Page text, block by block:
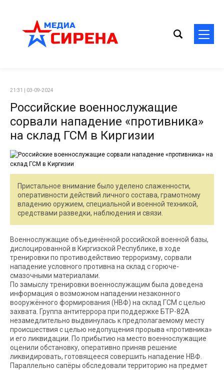
21:31 | 03-09-2024
Российские военнослужащие
сорвали нападение «противника»
на склад ГСМ в Киргизии
Пристальное внимание было уделено слаженности,
оперативности действий личного состава, грамотному
владению оружием, специальной и военной техникой,
средствами разведки, наблюдения и связи.
Военнослужащие объединённой российской военной базы,
дислоцированной в Киргизской Республике, в ходе
тренировки по противодействию терроризму, сорвали
нападение условного противна на склад с горюче-
смазочными материалами.
По замыслу тренировки военнослужащим была доведена
информация о возможном нападении незаконного
вооружённого формирования (НВФ) на склад ГСМ с целью
захвата. Группа антитеррора при поддержке БТР-82А
незамедлительно выдвинулась к предполагаемому месту
происшествия с целью недопущения прорыва «противника»
и его ликвидации. По прибытию на место военнослужащие
оценили обстановку, оперативно приняв решение
ликвидировать, готовящееся совершить нападение НВФ.
Параллельно сапёры обследовали территорию на предмет